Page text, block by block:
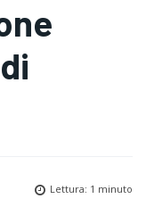
Lettura: 1 minuto